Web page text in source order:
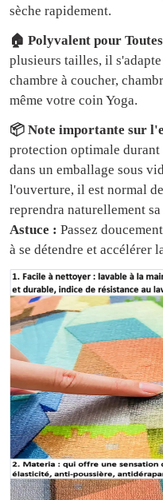
sèche rapidement.
🏠 Polyvalent pour
plusieurs tailles, il
chambre à coucher,
même votre coin Yoga.
📦 Note importante sur
protection optimale durant
dans un emballage sous
l'ouverture, il est normal
reprendra naturellement
Astuce : Passez
à se détendre et accélérer